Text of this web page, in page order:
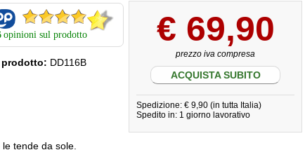
opinioni sul prodotto
prodotto: DD116B
€ 69,90
prezzo iva compresa
ACQUISTA SUBITO
Spedizione: € 9,90 (in tutta Italia)
Spedito in: 1 giorno lavorativo
tende da sole.